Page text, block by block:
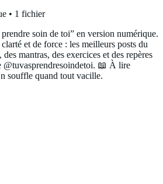
• 1 fichier
soin de toi” en version numérique.
et de force : les meilleurs posts du
mantras, des exercices et des repères
@tuvasprendresoindetoi. 📖 À lire
souffle quand tout vacille.